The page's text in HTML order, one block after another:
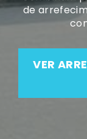
de
VER